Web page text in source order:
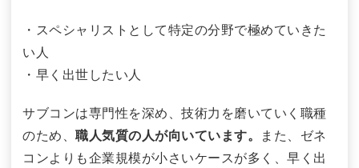
・スペシャリストとして特定の分野で極めていきた
い人
・早く出世したい人
サブコンは専門性を深め、技術力を磨いていく職種
のため、 職人気質の人が向いています。
また、ゼネ
コンよりも企業規模が小さいケースが多く、早く出